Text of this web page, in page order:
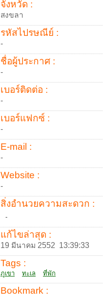
จังหวัด :
สงขลา
รหัสไปรษณีย์ :
-
ชื่อผู้ประกาศ :
-
เบอร์ติดต่อ :
-
เบอร์แฟกซ์ :
-
E-mail :
-
Website :
-
สิ่งอำนวยความสะดวก :
-
แก้ไขล่าสุด :
19 มีนาคม 2552 13:39:33
Tags :
ภูเขา ทะเล ที่พัก
Bookmark :